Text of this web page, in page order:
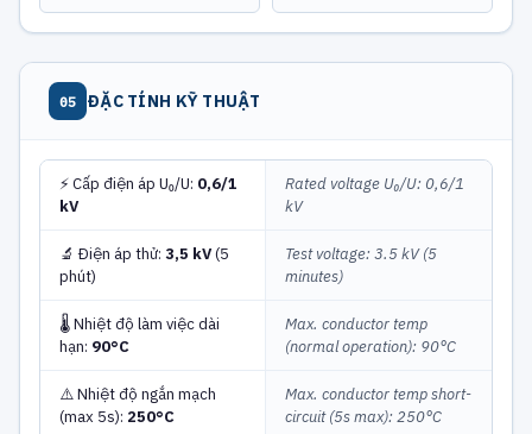
05 ĐẶC TÍNH KỸ THUẬT
⚡ Cấp điện áp U₀/U: 0,6/1
kV
Rated voltage U₀/U: 0,6/1
kV
🔬 Điện áp thử: 3,5 kV(5
phút)
Test voltage: 3.5 kV (5
minutes)
🌡 Nhiệt độ làm việc dài
hạn: 90°C
Max. conductor temp
(normal operation): 90°C
⚠️ Nhiệt độ ngắn mạch
(max 5s): 250°C
Max. conductor temp short-
circuit (5s max): 250°C